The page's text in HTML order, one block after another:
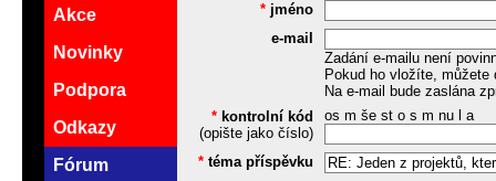
* jméno
e-mail
Zadání e-mailu není
Pokud ho vložíte,
Na e-mail bude zaslána
* kontrolní kód
(opište jako číslo)
os m še st o s m nu l a
* téma příspěvku
Akce
Novinky
Podpora
Odkazy
Fórum